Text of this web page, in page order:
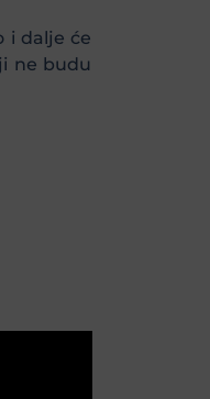
i dalje će
ne budu